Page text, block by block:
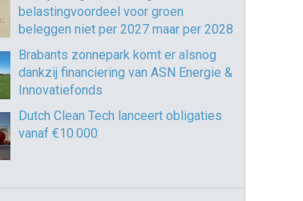
belastingvoordeel voor groen
beleggen niet per 2027 maar per 2028
Brabants zonnepark komt er alsnog
dankzij financiering van ASN Energie &
Innovatiefonds
Dutch Clean Tech lanceert obligaties
vanaf €10.000